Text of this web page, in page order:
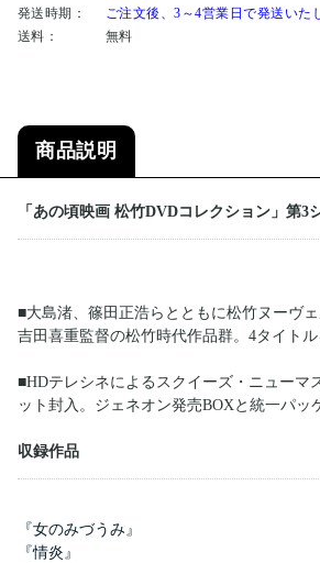
発送時期：
ご注文後、3～4営業日で発送いた
送料：
無料
商品説明
「あの頃映画 松竹DVDコレクション」第3
■大島渚、篠田正浩らとともに松竹ヌーヴ
吉田喜重監督の松竹時代作品群。4タイト
■HDテレシネによるスクイーズ・ニューマ
ット封入。ジェネオン発売BOXと統一パッ
収録作品
『女のみづうみ』
『情炎』